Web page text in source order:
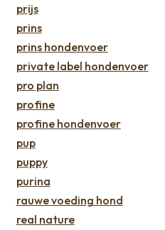
prijs
prins
prins hondenvoer
private label hondenvoer
pro plan
profine
profine hondenvoer
pup
puppy
purina
rauwe voeding hond
real nature